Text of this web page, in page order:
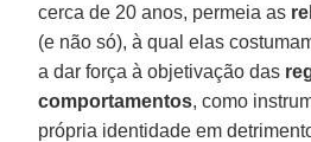
cerca de 20 anos, permeia as
(e não só), à qual elas
a dar força à objetivação das
comportamentos, como
própria identidade em